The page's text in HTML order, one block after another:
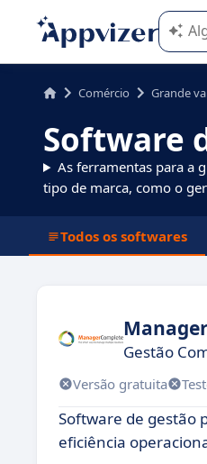
A
Comércio Grande
Software
As ferramentas para a
tipo de marca, como o
Todos os softwares
Gestão
Versão gratuita
Software de gestão
eficiência